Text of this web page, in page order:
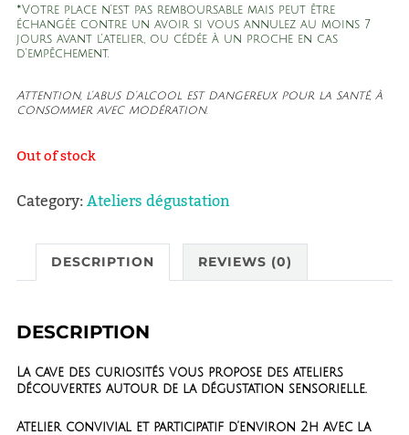
*Votre place n’est pas remboursable mais peut être
échangée contre un avoir si vous annulez au moins 7
jours avant l’atelier, ou cédée à un proche en cas
d’empêchement.
Attention, l’abus d’alcool est dangereux pour la santé, à
consommer avec modération.
Out of stock
Category:Ateliers dégustation
DESCRIPTION REVIEWS (0)
DESCRIPTION
La cave des curiosités vous propose des ateliers
découvertes autour de la dégustation sensorielle.
Atelier convivial et participatif d’environ 2h avec la